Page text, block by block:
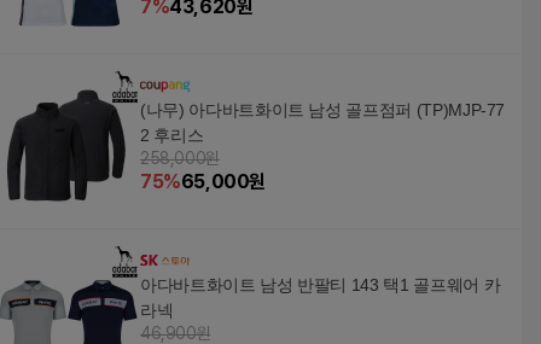
7%43,620원
(나무) 아다바트화이트 남성 골프점퍼 (TP)MJP-77
2 후리스
258,000원
75%65,000원
아다바트화이트 남성 반팔티 143 택1 골프웨어 카
라넥
46,900원